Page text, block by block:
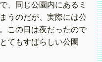
、同じ公園内にあるミ
うのだが、実際には公
この日は夜だったので
てもすばらしい公園